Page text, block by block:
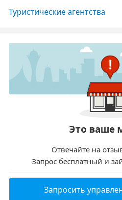
Туристические агентства
Это ваше
Отвечайте на
Запрос бесплатный и
Запросить